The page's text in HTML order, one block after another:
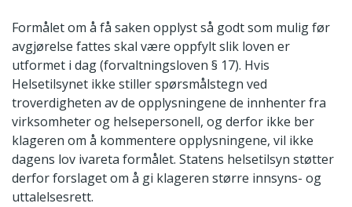
Formålet om å få saken opplyst så godt som mulig før
avgjørelse fattes skal være oppfylt slik loven er
utformet i dag (forvaltningsloven § 17). Hvis
Helsetilsynet ikke stiller spørsmålstegn ved
troverdigheten av de opplysningene de innhenter fra
virksomheter og helsepersonell, og derfor ikke ber
klageren om å kommentere opplysningene, vil ikke
dagens lov ivareta formålet. Statens helsetilsyn støtter
derfor forslaget om å gi klageren større innsyns- og
uttalelsesrett.